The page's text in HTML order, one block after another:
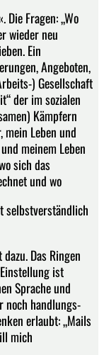
Fragen: „Wo
wieder neu
Ein
Angeboten,
) Gesellschaft
der im sozialen
Kämpfern
Leben und
meinem Leben
sich das
und wo
selbstverständlich
Das Ringen
ist
Sprache und
noch handlungs-
erlaubt: „Mails
mich